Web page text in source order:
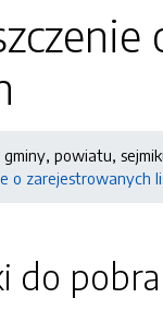
powiatu,
o zarejestrowanych
do